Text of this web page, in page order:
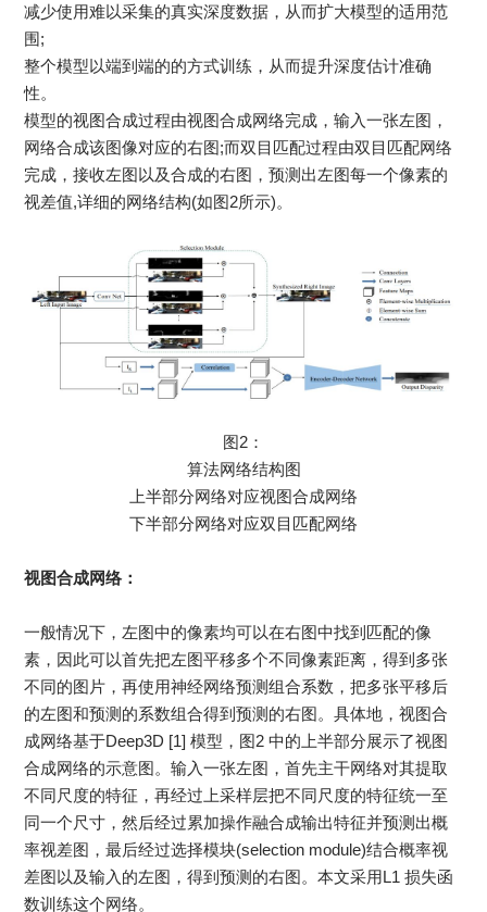
减少使用难以采集的真实深度数据，从而扩大模型的适用范
围;
整个模型以端到端的的方式训练，从而提升深度估计准确
性。
模型的视图合成过程由视图合成网络完成，输入一张左图，
网络合成该图像对应的右图;而双目匹配过程由双目匹配网络
完成，接收左图以及合成的右图，预测出左图每一个像素的
视差值,详细的网络结构(如图2所示)。
图2：
算法网络结构图
上半部分网络对应视图合成网络
下半部分网络对应双目匹配网络
视图合成网络：
一般情况下，左图中的像素均可以在右图中找到匹配的像
素，因此可以首先把左图平移多个不同像素距离，得到多张
不同的图片，再使用神经网络预测组合系数，把多张平移后
的左图和预测的系数组合得到预测的右图。具体地，视图合
成网络基于Deep3D [1] 模型，图2 中的上半部分展示了视图
合成网络的示意图。输入一张左图，首先主干网络对其提取
不同尺度的特征，再经过上采样层把不同尺度的特征统一至
同一个尺寸，然后经过累加操作融合成输出特征并预测出概
率视差图，最后经过选择模块(selection module)结合概率视
差图以及输入的左图，得到预测的右图。本文采用L1 损失函
数训练这个网络。